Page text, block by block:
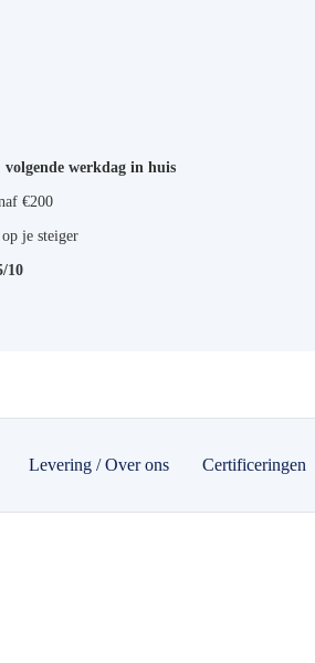
volgende werkdag in huis
€200
je steiger
10
Levering / Over ons Certificeringen